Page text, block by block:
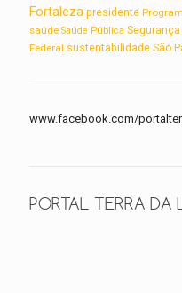
Fortaleza presidente
saúde Saúde Pública
Federal sustentabilidade São
www.facebook.com/
PORTAL TERRA DA